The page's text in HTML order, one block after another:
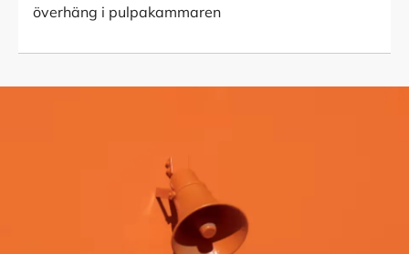
överhäng i pulpakammaren